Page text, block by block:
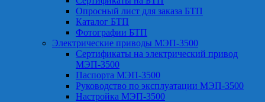
Опросный лист для заказа БТП
Каталог БТП
Фотографии БТП
Электрические приводы МЭП-3500
Сертификаты на электрический привод
МЭП-3500
Паспорта МЭП-3500
Руководство по эксплуатации МЭП-3500
Настройка МЭП-3500